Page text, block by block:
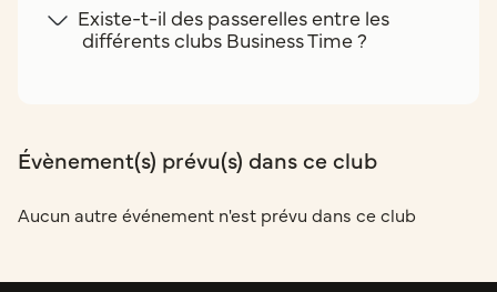
Existe-t-il des passerelles entre les
différents clubs Business Time ?
Évènement(s) prévu(s) dans ce club
Aucun autre événement n'est prévu dans ce club